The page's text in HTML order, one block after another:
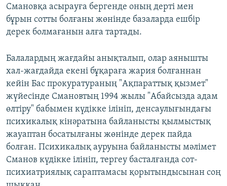
Смановқа асырауға бергенде оның дерті мен
бұрын сотты болғаны жөнінде базаларда ешбір
дерек болмағанын алға тартады.
Балалардың жағдайы анықталып, олар аянышты
хал-жағдайда екені бұқараға жария болғаннан
кейін Бас прокуратураның "Ақпараттық қызмет"
жүйесінде Смановтың 1994 жылы "Абайсызда адам
өлтіру" бабымен күдікке ілініп, денсаулығындағы
психикалық кінәратына байланысты қылмыстық
жауаптан босатылғаны жөнінде дерек пайда
болған. Психикалық ауруына байланысты мәлімет
Сманов күдікке ілініп, тергеу басталғанда сот-
психиатриялық сараптамасы қорытындысынан соң